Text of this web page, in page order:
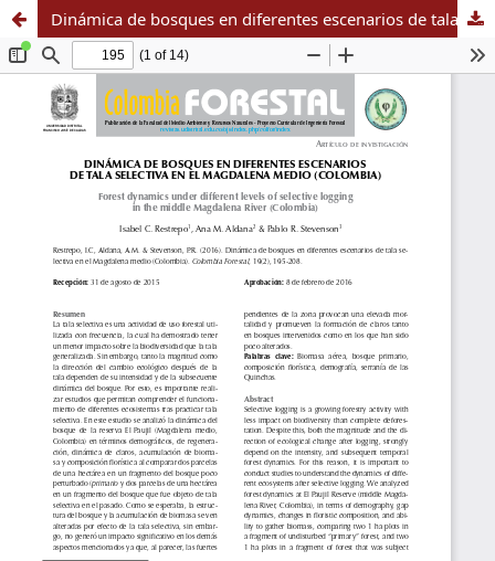
Dinámica de bosques en diferentes escenarios de tala selectiva en el Magdalena medio (Colombia)